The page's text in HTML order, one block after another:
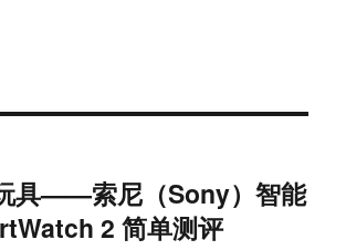
具——索尼（Sony）智能
2 简单测评